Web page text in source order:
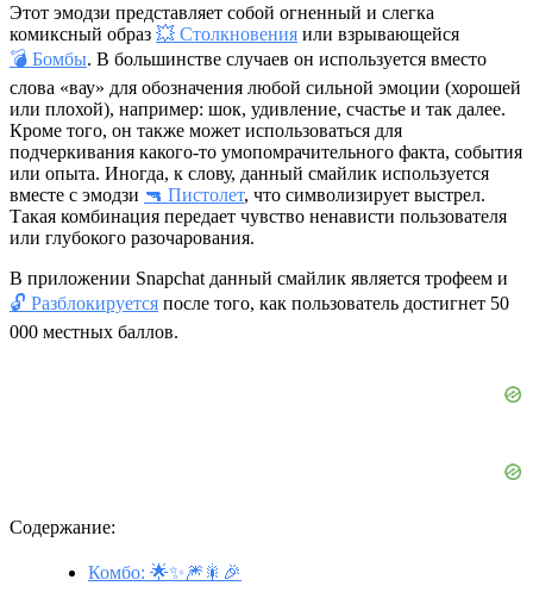
Этот эмодзи представляет собой огненный и слегка
комиксный образ 💥 Столкновения или взрывающейся
💣 Бомбы. В большинстве случаев он используется вместо
слова «вау» для обозначения любой сильной эмоции (хорошей
или плохой), например: шок, удивление, счастье и так далее.
Кроме того, он также может использоваться для
подчеркивания какого-то умопомрачительного факта, события
или опыта. Иногда, к слову, данный смайлик используется
вместе с эмодзи 🔫 Пистолет, что символизирует выстрел.
Такая комбинация передает чувство ненависти пользователя
или глубокого разочарования.
В приложении Snapchat данный смайлик является трофеем и
🔓 Разблокируется после того, как пользователь достигнет 50
000 местных баллов.
Содержание:
Комбо: 🌟✨🎆🎇🎉